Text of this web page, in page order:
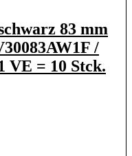
83 mm
/
VE = 10 Stck.